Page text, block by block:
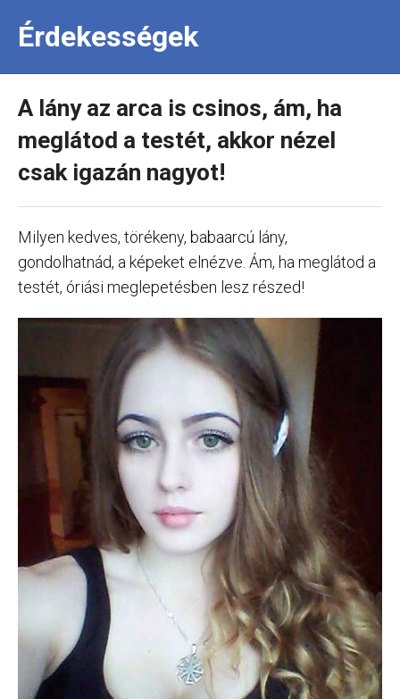
Érdekességek
A lány az arca is csinos, ám, ha
meglátod a testét, akkor nézel
csak igazán nagyot!
Milyen kedves, törékeny, babaarcú lány,
gondolhatnád, a képeket elnézve. Ám, ha meglátod a
testét, óriási meglepetésben lesz részed!